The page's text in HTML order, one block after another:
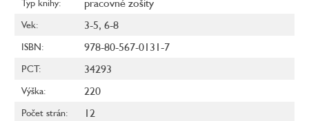
Typ knihy: pracovné zošity
Vek: 3-5, 6-8
ISBN: 978-80-567-0131-7
PCT: 34293
Výška: 220
Počet strán: 12